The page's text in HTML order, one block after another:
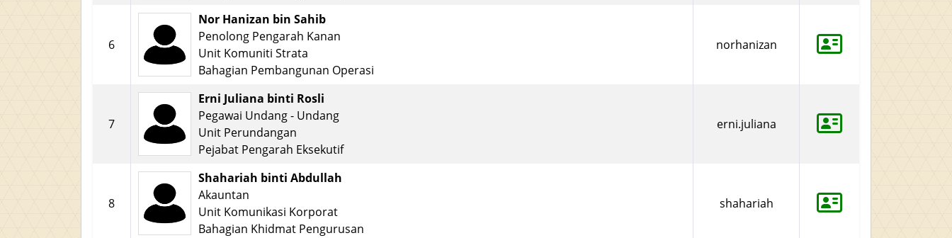
6
Nor Hanizan bin Sahib
Penolong Pengarah Kanan
Unit Komuniti Strata
Bahagian Pembangunan Operasi
norhanizan
7
Erni Juliana binti Rosli
Pegawai Undang - Undang
Unit Perundangan
Pejabat Pengarah Eksekutif
erni.juliana
8
Shahariah binti Abdullah
Akauntan
Unit Komunikasi Korporat
Bahagian Khidmat Pengurusan
shahariah